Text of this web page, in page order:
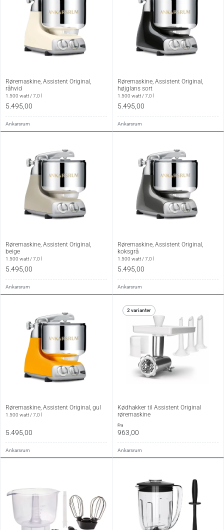
Røremaskine, Assistent Original,
råhvid
1.500 watt / 7,0 l
5.495,00
Ankarsrum
Røremaskine, Assistent Original,
højglans sort
1.500 watt / 7,0 l
5.495,00
Ankarsrum
Røremaskine, Assistent Original,
beige
1.500 watt / 7,0 l
5.495,00
Ankarsrum
Røremaskine, Assistent Original,
koksgrå
1.500 watt / 7,0 l
5.495,00
Ankarsrum
Røremaskine, Assistent Original, gul
1.500 watt / 7,0 l
5.495,00
Ankarsrum
2 varianter
Kødhakker til Assistent Original
røremaskine
fra
963,00
Ankarsrum